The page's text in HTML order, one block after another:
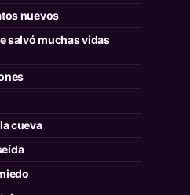
nuevos
salvó muchas vidas
cueva